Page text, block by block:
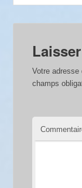
Votre adresse
champs